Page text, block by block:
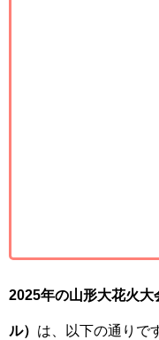
2025年の山形大花火
ル） は、以下の通りで